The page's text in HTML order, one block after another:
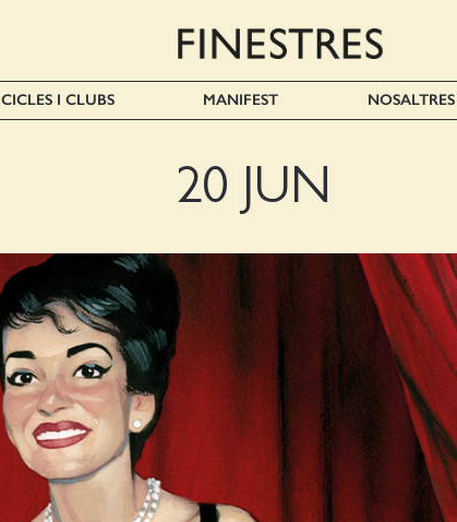
CICLES I CLUBS MANIFEST NOSALTRES
20 JUN